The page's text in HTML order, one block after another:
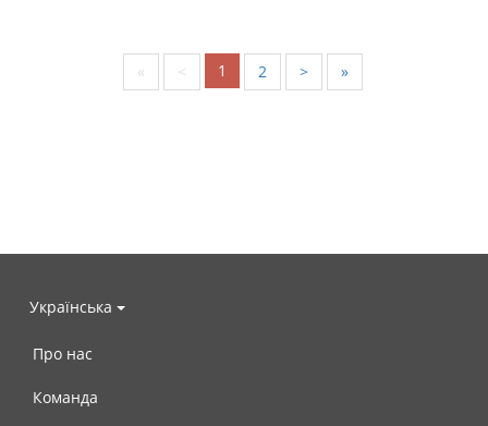
« < 1 2 > »
Українська
Про нас
Команда